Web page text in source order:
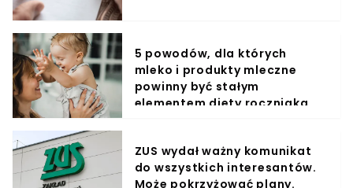
5 powodów, dla których
mleko i produkty mleczne
powinny być stałym
elementem diety roczniaka
ZUS wydał ważny komunikat
do wszystkich interesantów.
Może pokrzyżować plany.